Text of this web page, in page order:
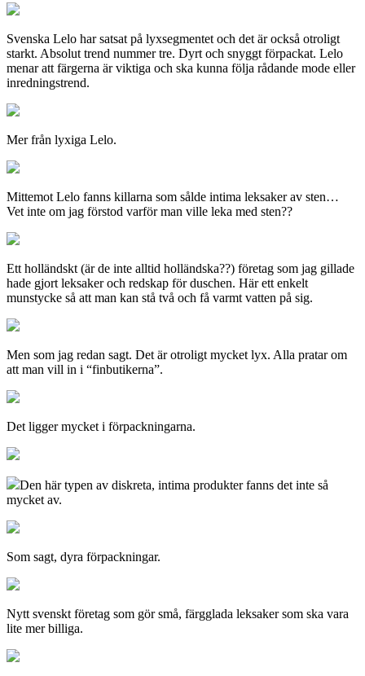
Svenska Lelo har satsat på lyxsegmentet och det är också otroligt
starkt. Absolut trend nummer tre. Dyrt och snyggt förpackat. Lelo
menar att färgerna är viktiga och ska kunna följa rådande mode eller
inredningstrend.
Mer från lyxiga Lelo.
Mittemot Lelo fanns killarna som sålde intima leksaker av sten…
Vet inte om jag förstod varför man ville leka med sten??
Ett holländskt (är de inte alltid holländska??) företag som jag gillade
hade gjort leksaker och redskap för duschen. Här ett enkelt
munstycke så att man kan stå två och få varmt vatten på sig.
Men som jag redan sagt. Det är otroligt mycket lyx. Alla pratar om
att man vill in i “finbutikerna”.
Det ligger mycket i förpackningarna.
Den här typen av diskreta, intima produkter fanns det inte så
mycket av.
Som sagt, dyra förpackningar.
Nytt svenskt företag som gör små, färgglada leksaker som ska vara
lite mer billiga.